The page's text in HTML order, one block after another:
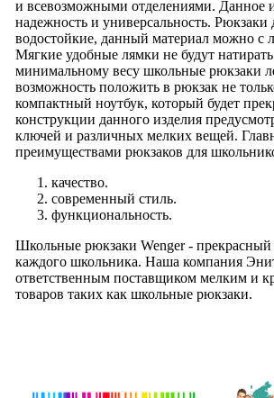
и всевозможными отделениями. Данное
надежность и универсальность. Рюкзаки
водостойкие, данный материал можно с
Мягкие удобные лямки не будут
минимальному весу школьные рюкзаки
возможность положить в рюкзак не
компактный ноутбук, который будет
конструкции данного изделия
ключей и различных мелких вещей.
преимуществами рюкзаков для
качество.
современный стиль.
функциональность.
Школьные рюкзаки Wenger - прекрасный
каждого школьника. Наша компания
ответственным поставщиком мелким и
товаров таких как школьные рюкзаки.